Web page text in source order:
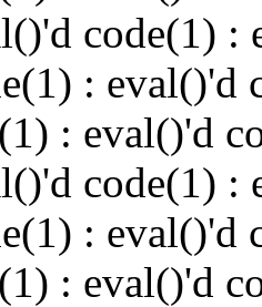
code(1) :
: eval()'d
: eval()'d
code(1) :
: eval()'d
: eval()'d